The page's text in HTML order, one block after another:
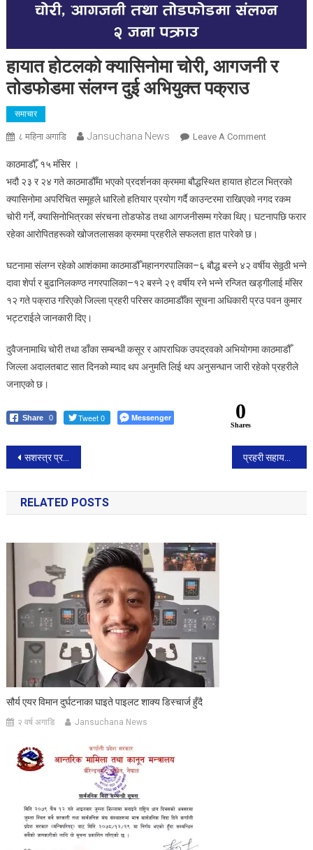
हायात होटलको क्यासिनोमा चोरी, आगजनी र
तोडफोडमा संलग्न दुई अभियुक्त पक्राउ
समाचार
८ महिना अगाडि Jansuchana News Leave A CommentOn
क्यासिनोमा
चोरी,
आगजनी
संलग्न
दुई
अभियुक्त
काठमाडौँ, १५ मंसिर ।
भदौ २३ र २४ गते काठमाडौँमा भएको प्रदर्शनका क्रममा बौद्धस्थित हायात होटल भित्रको
क्यासिनोमा अपरिचित समूहले धारिलो हतियार प्रयोग गर्दै काउन्टरमा राखिएको नगद रकम
चोरी गर्ने, क्यासिनोभित्रका संरचना तोडफोड तथा आगजनीसम्म गरेका थिए। घटनापछि फरार
रहेका आरोपितहरूको खोजतलासका क्रममा प्रहरीले सफलता हात पारेको छ।
घटनामा संलग्न रहेको आशंकामा काठमाडौँ महानगरपालिका–६ बौद्ध बस्ने ४२ वर्षीय सेठ्ठठी भन्ने
दावा शेर्पा र बुढानिलकण्ठ नगरपालिका–१२ बस्ने २९ वर्षीय रने भन्ने रन्जित खड्गीलाई मंसिर
१२ गते पक्राउ गरिएको जिल्ला प्रहरी परिसर काठमाडौँका सूचना अधिकारी प्रउ पवन कुमार
भट्टराईले जानकारी दिए।
दुवैजनामाथि चोरी तथा डाँका सम्बन्धी कसूर र आपराधिक उपद्रवको अभियोगमा काठमाडौँ
जिल्ला अदालतबाट सात दिनको म्याद थप अनुमति लिई थप अनुसन्धान जारी रहेको प्रहरीले
जनाएको छ।
Share 0 Tweet 0 Messenger 0
Shares
Post
navigation
सशस्त्र प्रहरी बाराद्वारा ६ लाखभन्दा बढी मूल्य बराबरको अवैध सामान बरामद प्रहरी सहायक निरीक्षक रागनी कुमारी “सर्वोत्कृष्ट प्रहरी” घोषित, लैङ्गिक हिंसा विरुद्धको १६ दिने अभियानको अवसरमा सम्मानित
RELATED POSTS
सौर्य एयर विमान दुर्घटनाका घाइते पाइलट शाक्य डिस्चार्ज हुँदै
२ वर्ष अगाडि Jansuchana News